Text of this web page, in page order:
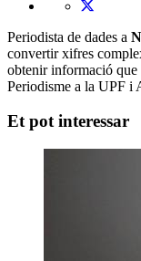
Periodista de dades a
convertir xifres
obtenir informació
Periodisme a la UPF i
Et pot interessar